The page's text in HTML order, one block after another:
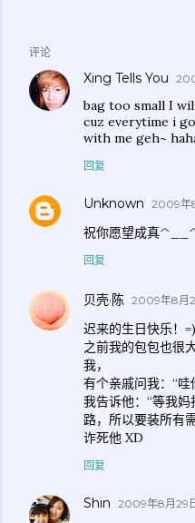
评论
Xing Tells You
bag too small I
cuz everytime i
with me geh~
回复
Unknown 2009年
祝你愿望成真
回复
贝壳·陈 2009年8月
迟来的生日快乐！=)
之前我的包包也很
我，
有个亲戚问我：“
我告诉他：“等我
路，所以要装所有
诈死他 XD
回复
Shin 2009年8月29